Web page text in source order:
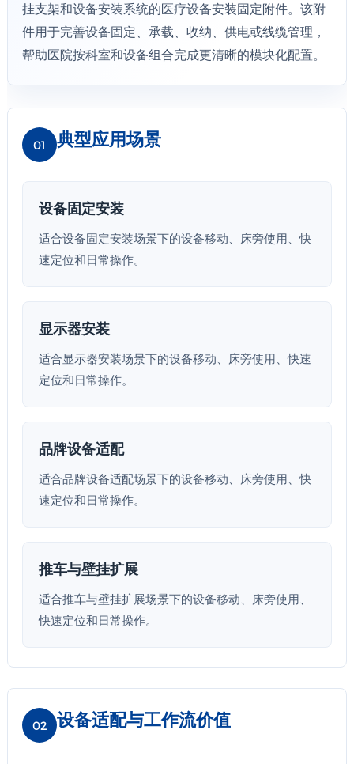
挂支架和设备安装系统的医疗设备安装固定附件。该附
件用于完善设备固定、承载、收纳、供电或线缆管理，
帮助医院按科室和设备组合完成更清晰的模块化配置。
01 典型应用场景
设备固定安装
适合设备固定安装场景下的设备移动、床旁使用、快
速定位和日常操作。
显示器安装
适合显示器安装场景下的设备移动、床旁使用、快速
定位和日常操作。
品牌设备适配
适合品牌设备适配场景下的设备移动、床旁使用、快
速定位和日常操作。
推车与壁挂扩展
适合推车与壁挂扩展场景下的设备移动、床旁使用、
快速定位和日常操作。
02 设备适配与工作流价值